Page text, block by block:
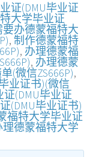
证(DMU毕业证
大学毕业证
要办德蒙福特大
, 制作德蒙福特
, 办理德蒙福
, 办理德蒙
(微信ZS666P),
业证书)(微信
(DMU毕业证
(DMU毕业证书)
福特大学毕业证
理德蒙福特大学